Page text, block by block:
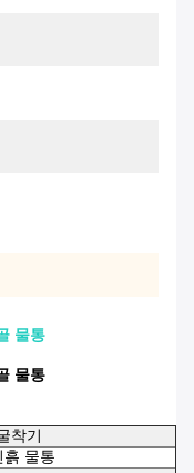
물통
물통
착기
흙 물통